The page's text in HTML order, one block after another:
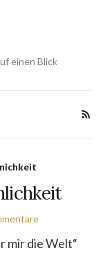
einen Blick
mir die Welt“